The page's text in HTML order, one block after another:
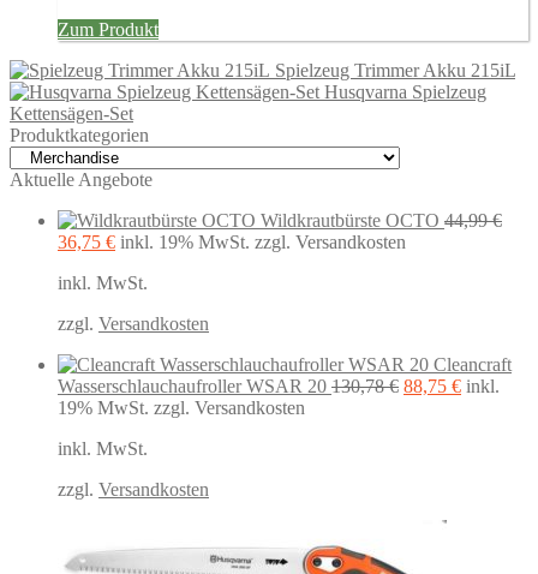
Zum Produkt
Spielzeug Trimmer Akku 215iL
Husqvarna Spielzeug
Kettensägen-Set
Produktkategorien
Aktuelle Angebote
Wildkrautbürste OCTO 44,99€
Ursprünglicher
war:
36,75 €Aktueller
ist:
inkl. 19% MwSt. zzgl. Versandkosten
inkl. MwSt.
zzgl. Versandkosten
Cleancraft
Wasserschlauchaufroller WSAR 20 130,78€ Ursprünglicher
88,75 €Aktueller
inkl.
19% MwSt. zzgl. Versandkosten
inkl. MwSt.
zzgl. Versandkosten